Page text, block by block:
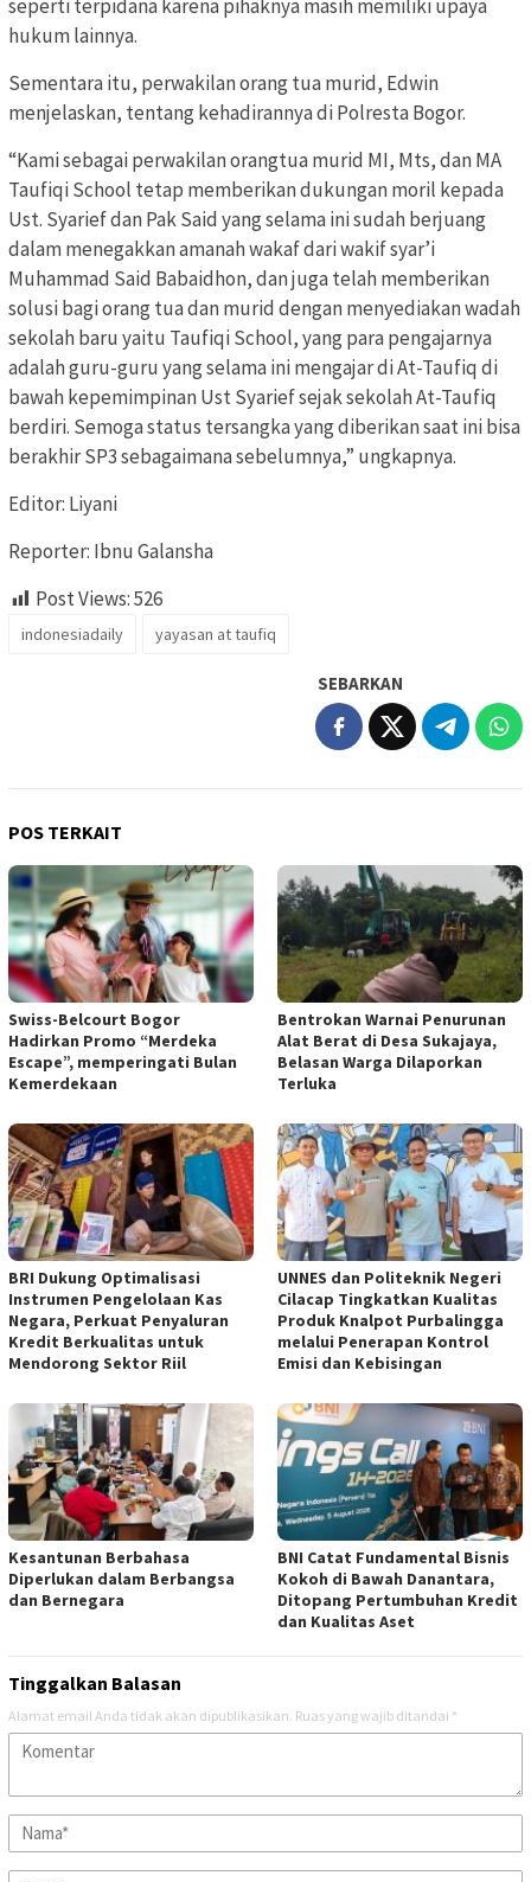
seperti terpidana karena pihaknya masih memiliki upaya
hukum lainnya.
Sementara itu, perwakilan orang tua murid, Edwin
menjelaskan, tentang kehadirannya di Polresta Bogor.
“Kami sebagai perwakilan orangtua murid MI, Mts, dan MA
Taufiqi School tetap memberikan dukungan moril kepada
Ust. Syarief dan Pak Said yang selama ini sudah berjuang
dalam menegakkan amanah wakaf dari wakif syar’i
Muhammad Said Babaidhon, dan juga telah memberikan
solusi bagi orang tua dan murid dengan menyediakan wadah
sekolah baru yaitu Taufiqi School, yang para pengajarnya
adalah guru-guru yang selama ini mengajar di At-Taufiq di
bawah kepemimpinan Ust Syarief sejak sekolah At-Taufiq
berdiri. Semoga status tersangka yang diberikan saat ini bisa
berakhir SP3 sebagaimana sebelumnya,” ungkapnya.
Editor: Liyani
Reporter: Ibnu Galansha
Post Views:526
indonesiadaily yayasan at taufiq
SEBARKAN
POS TERKAIT
Swiss-Belcourt Bogor
Hadirkan Promo “Merdeka
Escape”, memperingati Bulan
Kemerdekaan
Bentrokan Warnai Penurunan
Alat Berat di Desa Sukajaya,
Belasan Warga Dilaporkan
Terluka
BRI Dukung Optimalisasi
Instrumen Pengelolaan Kas
Negara, Perkuat Penyaluran
Kredit Berkualitas untuk
Mendorong Sektor Riil
UNNES dan Politeknik Negeri
Cilacap Tingkatkan Kualitas
Produk Knalpot Purbalingga
melalui Penerapan Kontrol
Emisi dan Kebisingan
Kesantunan Berbahasa
Diperlukan dalam Berbangsa
dan Bernegara
BNI Catat Fundamental Bisnis
Kokoh di Bawah Danantara,
Ditopang Pertumbuhan Kredit
dan Kualitas Aset
Tinggalkan Balasan
Alamat email Anda tidak akan dipublikasikan. Ruas yang wajib ditandai *